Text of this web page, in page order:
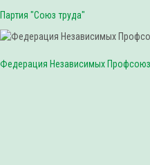
Партия "Союз труда"
Федерация Независимых